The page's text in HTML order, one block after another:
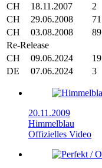
CH
18.11.2007 2
CH
29.06.2008 71
CH
03.08.2008 89
Re-Release
CH
09.06.2024 19
DE
07.06.2024 3
20.11.2009
Himmelblau
Offizielles Video